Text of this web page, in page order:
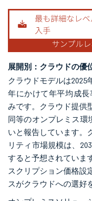
展開別：クラウドの優
クラウドモデルは2025
年にかけて年平均成長
みです。クラウド提供
同等のオンプレミス環
いと報告しています。
リティ市場規模は、
すると予想されていま
スクリプション価格設
スがクラウドへの選好